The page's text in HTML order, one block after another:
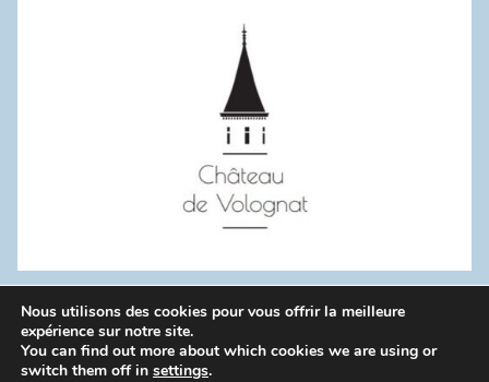
WordPress Theme: Donovan by ThemeZee.
Nous utilisons des cookies pour vous offrir la meilleure
expérience sur notre site.
You can find out more about which cookies we are using or
switch them off in settings.